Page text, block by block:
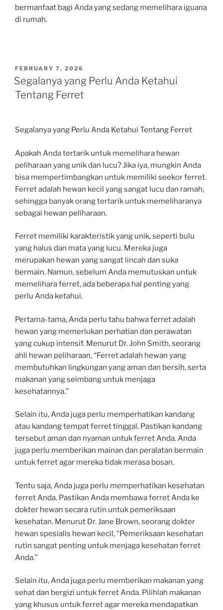
bermanfaat bagi Anda yang sedang memelihara iguana
di rumah.
POSTED
ON
FEBRUARY 7, 2026
Segalanya yang Perlu Anda Ketahui
Tentang Ferret
Segalanya yang Perlu Anda Ketahui Tentang Ferret
Apakah Anda tertarik untuk memelihara hewan
peliharaan yang unik dan lucu? Jika iya, mungkin Anda
bisa mempertimbangkan untuk memiliki seekor ferret.
Ferret adalah hewan kecil yang sangat lucu dan ramah,
sehingga banyak orang tertarik untuk memeliharanya
sebagai hewan peliharaan.
Ferret memiliki karakteristik yang unik, seperti bulu
yang halus dan mata yang lucu. Mereka juga
merupakan hewan yang sangat lincah dan suka
bermain. Namun, sebelum Anda memutuskan untuk
memelihara ferret, ada beberapa hal penting yang
perlu Anda ketahui.
Pertama-tama, Anda perlu tahu bahwa ferret adalah
hewan yang memerlukan perhatian dan perawatan
yang cukup intensif. Menurut Dr. John Smith, seorang
ahli hewan peliharaan, “Ferret adalah hewan yang
membutuhkan lingkungan yang aman dan bersih, serta
makanan yang seimbang untuk menjaga
kesehatannya.”
Selain itu, Anda juga perlu memperhatikan kandang
atau kandang tempat ferret tinggal. Pastikan kandang
tersebut aman dan nyaman untuk ferret Anda. Anda
juga perlu memberikan mainan dan peralatan bermain
untuk ferret agar mereka tidak merasa bosan.
Tentu saja, Anda juga perlu memperhatikan kesehatan
ferret Anda. Pastikan Anda membawa ferret Anda ke
dokter hewan secara rutin untuk pemeriksaan
kesehatan. Menurut Dr. Jane Brown, seorang dokter
hewan spesialis hewan kecil, “Pemeriksaan kesehatan
rutin sangat penting untuk menjaga kesehatan ferret
Anda.”
Selain itu, Anda juga perlu memberikan makanan yang
sehat dan bergizi untuk ferret Anda. Pilihlah makanan
yang khusus untuk ferret agar mereka mendapatkan